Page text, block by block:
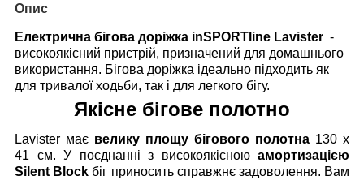
Опис
Електрична бігова доріжка inSPORTline Lavister -
високоякісний пристрій, призначений для домашнього
використання. Бігова доріжка ідеально підходить як
для тривалої ходьби, так і для легкого бігу.
Якісне бігове полотно
Lavister має велику площу бігового полотна 130 х
41 см. У поєднанні з високоякісною амортизацією
Silent Block біг приносить справжнє задоволення. Вам